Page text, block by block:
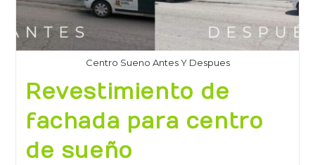
Centro Sueno Antes Y Despues
Revestimiento de
fachada para centro
de sueño